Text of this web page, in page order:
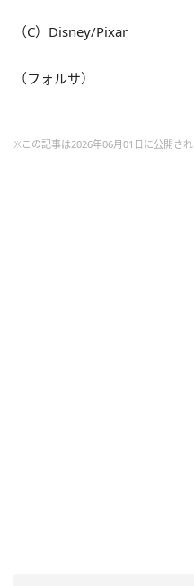
（C）Disney/Pixar
（フォルサ）
※この記事は2026年06月01日に公開さ